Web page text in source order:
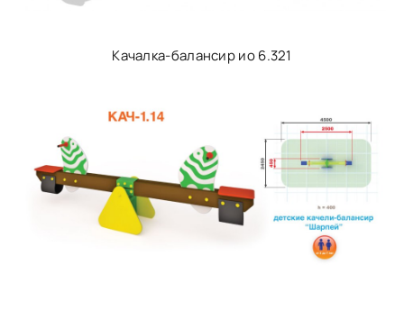
Качалка-балансир ио 6.321